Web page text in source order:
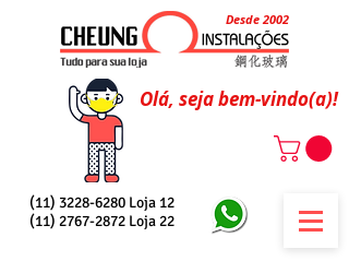
Desde 2002
Olá, seja bem-vindo(a)!
(11) 3228-6280 Loja 12
(11) 2767-2872 Loja 22